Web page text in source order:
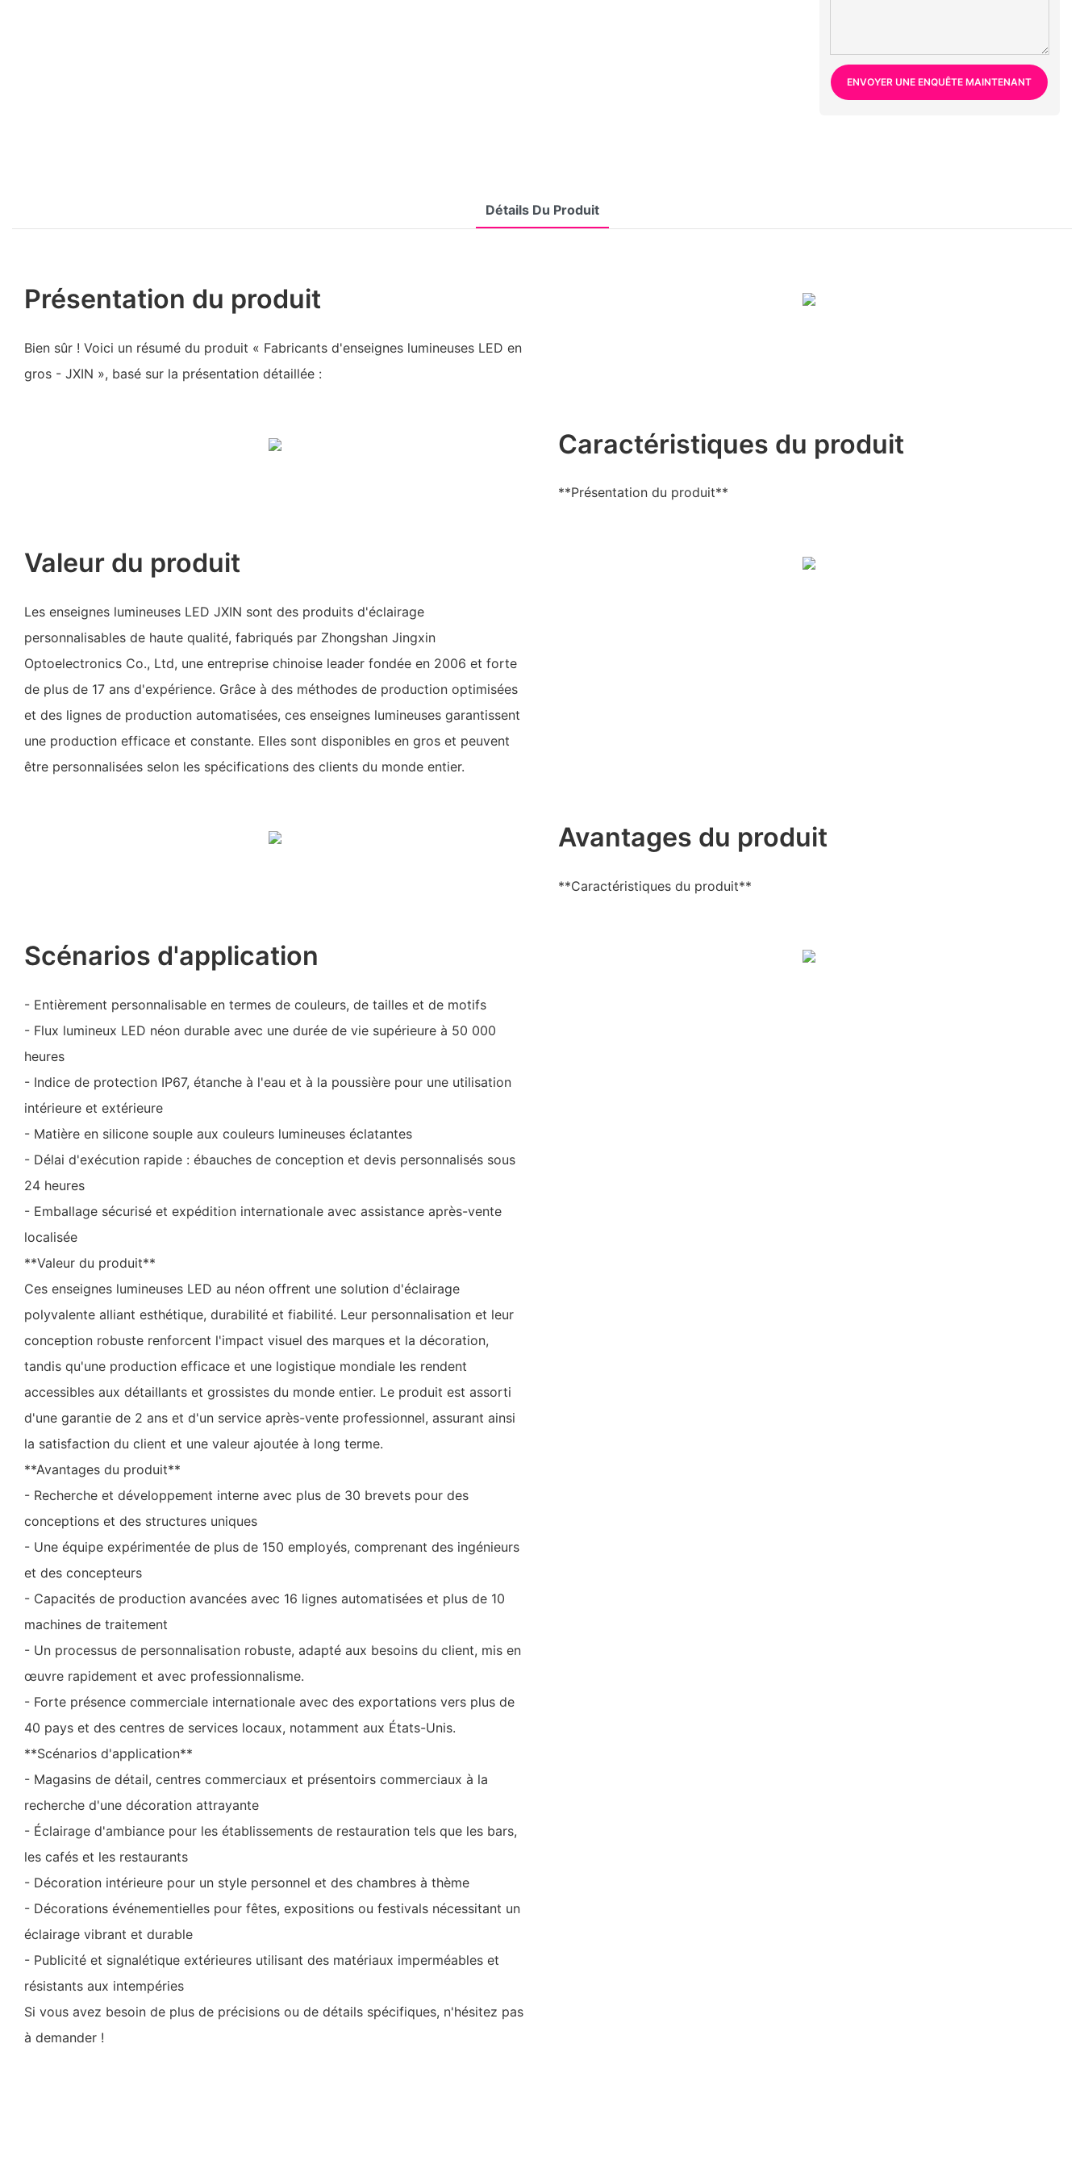
ENVOYER UNE ENQUÊTE MAINTENANT
Détails Du Produit
Présentation du produit
Bien sûr ! Voici un résumé du produit « Fabricants d'enseignes lumineuses LED en
gros - JXIN », basé sur la présentation détaillée :
Caractéristiques du produit
**Présentation du produit**
Valeur du produit
Les enseignes lumineuses LED JXIN sont des produits d'éclairage
personnalisables de haute qualité, fabriqués par Zhongshan Jingxin
Optoelectronics Co., Ltd, une entreprise chinoise leader fondée en 2006 et forte
de plus de 17 ans d'expérience. Grâce à des méthodes de production optimisées
et des lignes de production automatisées, ces enseignes lumineuses garantissent
une production efficace et constante. Elles sont disponibles en gros et peuvent
être personnalisées selon les spécifications des clients du monde entier.
Avantages du produit
**Caractéristiques du produit**
Scénarios d'application
- Entièrement personnalisable en termes de couleurs, de tailles et de motifs
- Flux lumineux LED néon durable avec une durée de vie supérieure à 50 000
heures
- Indice de protection IP67, étanche à l'eau et à la poussière pour une utilisation
intérieure et extérieure
- Matière en silicone souple aux couleurs lumineuses éclatantes
- Délai d'exécution rapide : ébauches de conception et devis personnalisés sous
24 heures
- Emballage sécurisé et expédition internationale avec assistance après-vente
localisée
**Valeur du produit**
Ces enseignes lumineuses LED au néon offrent une solution d'éclairage
polyvalente alliant esthétique, durabilité et fiabilité. Leur personnalisation et leur
conception robuste renforcent l'impact visuel des marques et la décoration,
tandis qu'une production efficace et une logistique mondiale les rendent
accessibles aux détaillants et grossistes du monde entier. Le produit est assorti
d'une garantie de 2 ans et d'un service après-vente professionnel, assurant ainsi
la satisfaction du client et une valeur ajoutée à long terme.
**Avantages du produit**
- Recherche et développement interne avec plus de 30 brevets pour des
conceptions et des structures uniques
- Une équipe expérimentée de plus de 150 employés, comprenant des ingénieurs
et des concepteurs
- Capacités de production avancées avec 16 lignes automatisées et plus de 10
machines de traitement
- Un processus de personnalisation robuste, adapté aux besoins du client, mis en
œuvre rapidement et avec professionnalisme.
- Forte présence commerciale internationale avec des exportations vers plus de
40 pays et des centres de services locaux, notamment aux États-Unis.
**Scénarios d'application**
- Magasins de détail, centres commerciaux et présentoirs commerciaux à la
recherche d'une décoration attrayante
- Éclairage d'ambiance pour les établissements de restauration tels que les bars,
les cafés et les restaurants
- Décoration intérieure pour un style personnel et des chambres à thème
- Décorations événementielles pour fêtes, expositions ou festivals nécessitant un
éclairage vibrant et durable
- Publicité et signalétique extérieures utilisant des matériaux imperméables et
résistants aux intempéries
Si vous avez besoin de plus de précisions ou de détails spécifiques, n'hésitez pas
à demander !